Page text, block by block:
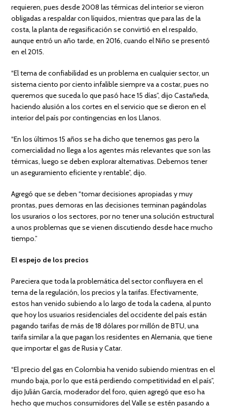
requieren, pues desde 2008 las térmicas del interior se vieron
obligadas a respaldar con líquidos, mientras que para las de la
costa, la planta de regasificación se convirtió en el respaldo,
aunque entró un año tarde, en 2016, cuando el Niño se presentó
en el 2015.
“El tema de confiabilidad es un problema en cualquier sector, un
sistema ciento por ciento infalible siempre va a costar, pues no
queremos que suceda lo que pasó hace 15 días”, dijo Castañeda,
haciendo alusión a los cortes en el servicio que se dieron en el
interior del país por contingencias en los Llanos.
“En los últimos 15 años se ha dicho que tenemos gas pero la
comercialidad no llega a los agentes más relevantes que son las
térmicas, luego se deben explorar alternativas. Debemos tener
un aseguramiento eficiente y rentable”, dijo.
Agregó que se deben “tomar decisiones apropiadas y muy
prontas, pues demoras en las decisiones terminan pagándolas
los usurarios o los sectores, por no tener una solución estructural
a unos problemas que se vienen discutiendo desde hace mucho
tiempo.”
El espejo de los precios
Pareciera que toda la problemática del sector confluyera en el
tema de la regulación, los precios y la tarifas. Efectivamente,
estos han venido subiendo a lo largo de toda la cadena, al punto
que hoy los usuarios residenciales del occidente del país están
pagando tarifas de más de 18 dólares por millón de BTU, una
tarifa similar a la que pagan los residentes en Alemania, que tiene
que importar el gas de Rusia y Catar.
“El precio del gas en Colombia ha venido subiendo mientras en el
mundo baja, por lo que está perdiendo competitividad en el país”,
dijo Julián García, moderador del foro, quien agregó que eso ha
hecho que muchos consumidores del Valle se estén pasando a